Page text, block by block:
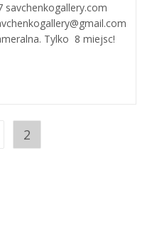
savchenkogallery.com
Tylko 8 miejsc!
page
2